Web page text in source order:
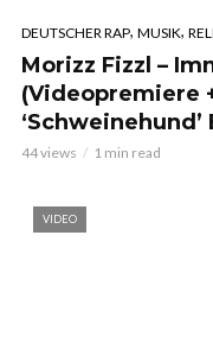
DEUTSCHER RAP, MUSIK,
Morizz Fizzl –
(Videopremiere
‘Schweinehund’
44 views 1 min read
VIDEO